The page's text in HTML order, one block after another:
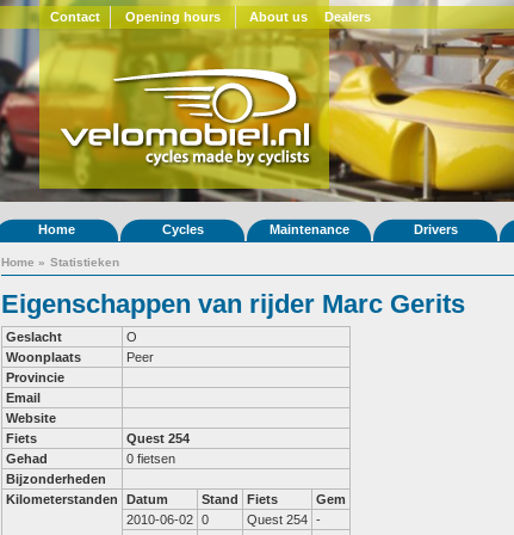
Contact Opening hours About us Dealers
Home Cycles Maintenance Drivers
Home » Statistieken
Eigenschappen van rijder Marc Gerits
Geslacht
O
Woonplaats
Peer
Provincie
Email
Website
Fiets
Quest 254
Gehad
0 fietsen
Bijzonderheden
Kilometerstanden
Datum Stand Fiets
Gem
2010-06-02 0 Quest 254 -